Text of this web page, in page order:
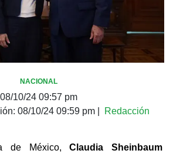
NACIONAL
08/10/24 09:57 pm
08/10/24 09:59 pm| Redacción
de México, Claudia Sheinbaum